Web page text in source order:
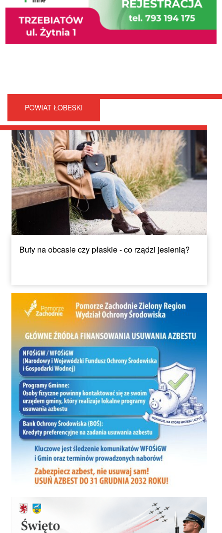
POWIAT ŁOBESKI
Buty na obcasie czy płaskie - co rządzi jesienią?